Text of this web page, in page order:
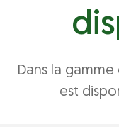
Dans la gamme
est